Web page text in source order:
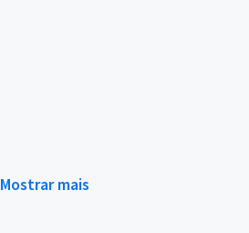
Mostrar mais